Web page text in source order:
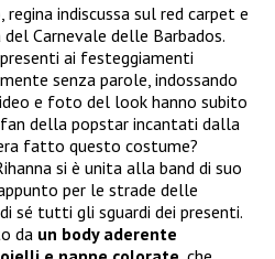
regina indiscussa sul red carpet e
del Carnevale delle Barbados.
ai festeggiamenti
senza parole, indossando
e foto del look hanno subito
della popstar incantati dalla
fatto questo costume?
si è unita alla band di suo
per le strade delle
sé tutti gli sguardi dei presenti.
da un body aderente